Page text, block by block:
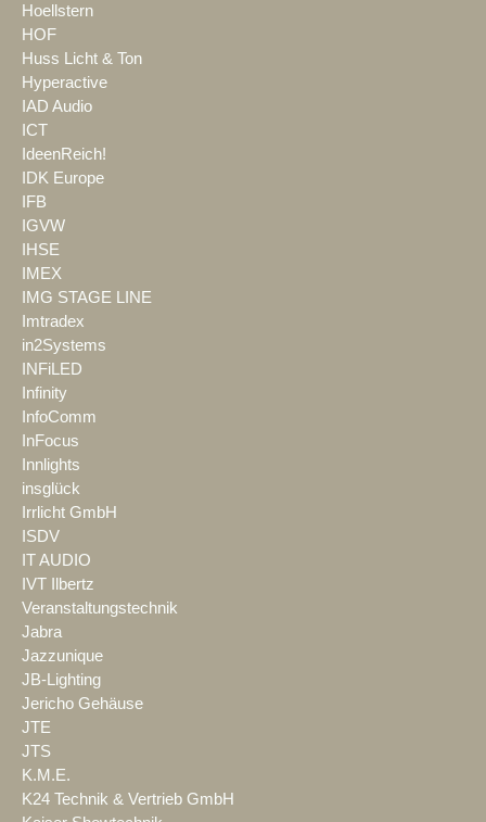
Hoellstern
HOF
Huss Licht & Ton
Hyperactive
IAD Audio
ICT
IdeenReich!
IDK Europe
IFB
IGVW
IHSE
IMEX
IMG STAGE LINE
Imtradex
in2Systems
INFiLED
Infinity
InfoComm
InFocus
Innlights
insglück
Irrlicht GmbH
ISDV
IT AUDIO
IVT Ilbertz
Veranstaltungstechnik
Jabra
Jazzunique
JB-Lighting
Jericho Gehäuse
JTE
JTS
K.M.E.
K24 Technik & Vertrieb GmbH